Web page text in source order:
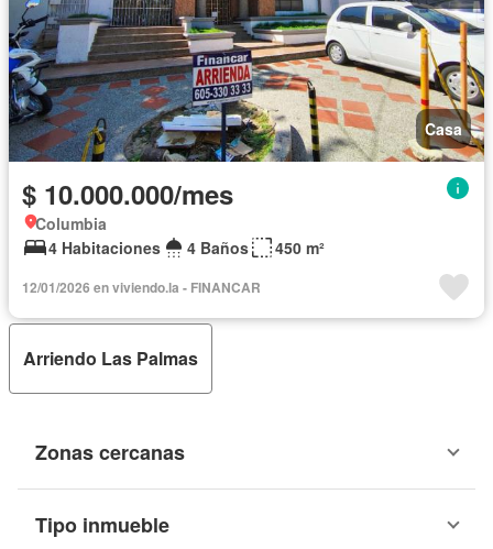
Casa
$ 10.000.000/mes
Columbia
4 Habitaciones
4 Baños 450 m²
12/01/2026 en viviendo.la - FINANCAR
Arriendo Las Palmas
Zonas cercanas
Tipo inmueble